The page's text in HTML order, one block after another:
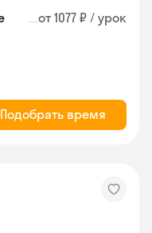
от 1077 ₽ / урок
Подобрать время